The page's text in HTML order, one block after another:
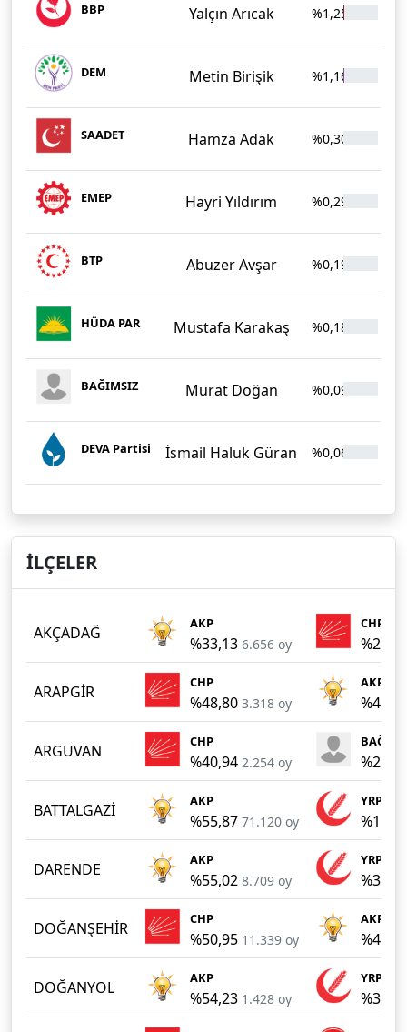
BBP Yalçın Arıcak %1,25
DEM Metin Birişik %1,16
SAADET Hamza Adak %0,30
EMEP Hayri Yıldırım %0,29
BTP Abuzer Avşar %0,19
HÜDA PAR Mustafa Karakaş %0,18
BAĞIMSIZ Murat Doğan %0,09
DEVA Partisi İsmail Haluk Güran %0,06
İLÇELER
AKÇADAĞ AKP
%33,13 6.656 oy
CHP
ARAPGİR CHP
%48,80 3.318 oy
AKP
ARGUVAN CHP
%40,94 2.254 oy
BATTALGAZİ AKP
%55,87 71.120 oy
YRP
DARENDE AKP
%55,02 8.709 oy
YRP
DOĞANŞEHİR CHP
%50,95 11.339 oy
AKP
DOĞANYOL AKP
%54,23 1.428 oy
YRP